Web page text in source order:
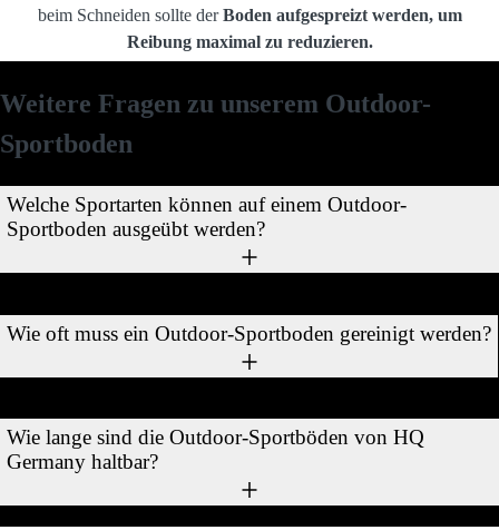
beim Schneiden sollte derBoden aufgespreizt werden, um
Reibung maximal zu reduzieren.
Weitere Fragen zu unserem Outdoor-
Sportboden
Welche Sportarten können auf einem Outdoor-
Sportboden ausgeübt werden?
Unsere Sportmatten für den Außenbereich sind für zahlreiche
Sportarten geeignet, vom klassischen Krafttraining, über Ballsportarten
bis zu Leichtathletik oder Tennis ermöglichen sie ein sicheres und
Wie oft muss ein Outdoor-Sportboden gereinigt werden?
Aufgrund der äußerlichen Wettereinflüsse können Outdoor-Böden
schneller verschmutzen, deshalb empfehlen wir eine regelmäßige
Reinigung. Dabei reicht Fegen oder leichtes Abwischen von Schmutz
Wie lange sind die Outdoor-Sportböden von HQ
Germany haltbar?